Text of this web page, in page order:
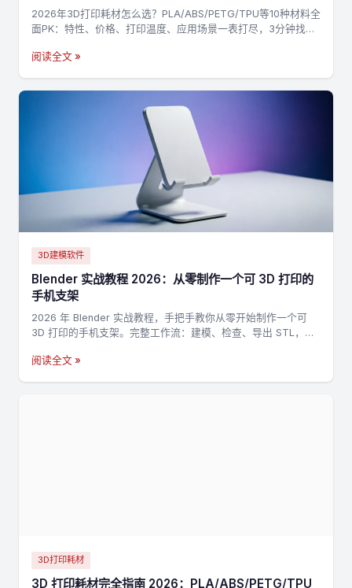
2026年3D打印耗材怎么选？PLA/ABS/PETG/TPU等10种材料全
面PK：特性、价格、打印温度、应用场景一表打尽，3分钟找到
阅读全文 »
3D建模软件
Blender 实战教程 2026：从零制作一个可 3D 打印的
手机支架
2026 年 Blender 实战教程，手把手教你从零开始制作一个可
3D 打印的手机支架。完整工作流：建模、检查、导出 STL，适
阅读全文 »
3D打印耗材
3D 打印耗材完全指南 2026：PLA/ABS/PETG/TPU